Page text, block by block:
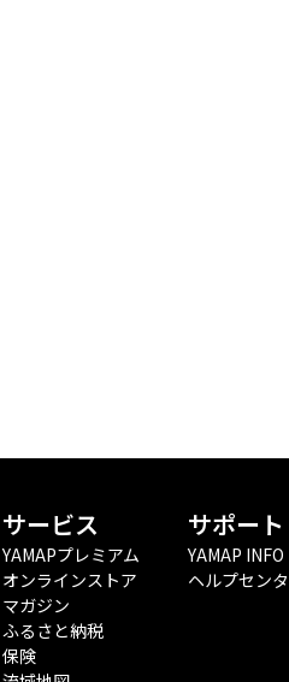
サービス
YAMAPプレミアム
オンラインストア
マガジン
ふるさと納税
保険
サポート
YAMAP INFO
ヘルプセン